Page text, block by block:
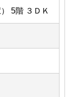
5階 ３ＤＫ